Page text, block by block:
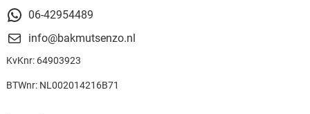
06-42954489
info@bakmutsenzo.nl
KvKnr: 64903923
BTWnr: NL002014216B71